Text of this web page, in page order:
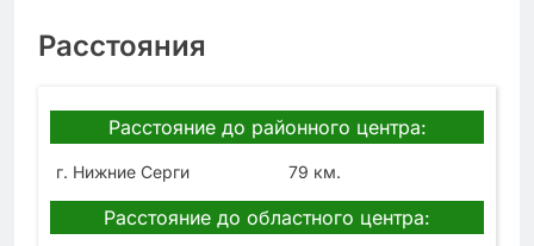
Расстояния
Расстояние до районного центра:
г. Нижние Серги 79 км.
Расстояние до областного центра: